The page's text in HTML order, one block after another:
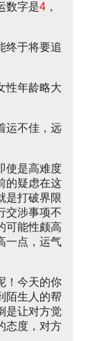
数字是4 ，
终于将要追
性年龄略大
运不佳，远
使是高难度
的疑虑在这
是打破界限
交涉事项不
可能性颇高
一点，运气
！今天的你
陌生人的帮
是让对方觉
态度，对方